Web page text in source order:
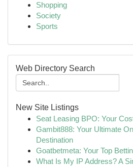
Shopping
Society
Sports
Web Directory Search
New Site Listings
Seat Leasing BPO: Your
Gambit888: Your Ultimate
Destination
Goatbetmeta: Your Top
What Is My IP Address? A